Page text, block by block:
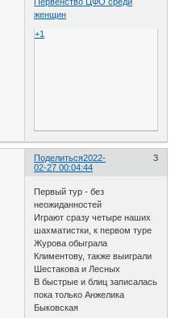
женщин
+1
Поделиться 3
2022-
02-27 00:04:44
Первый тур - без
неожиданностей
Играют сразу четыре наших
шахматистки, к первом туре
Журова обыграла
Климентову, также выиграли
Шестакова и Лесных
В быстрые и блиц записалась
пока только Анжелика
Быковская